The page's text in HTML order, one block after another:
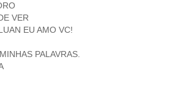
VER
EU AMO VC!
PALAVRAS.